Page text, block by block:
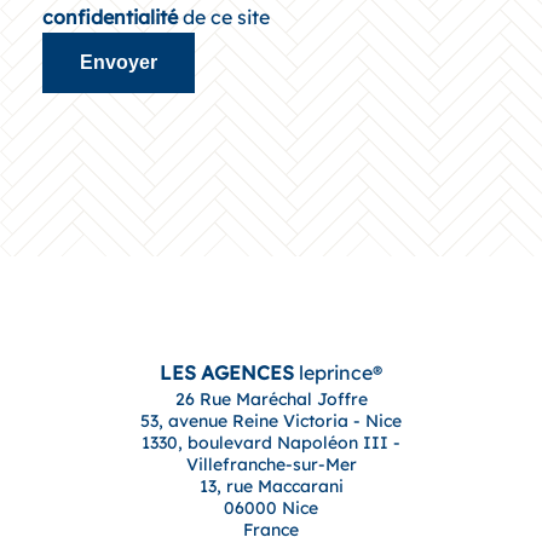
confidentialitéde ce site
Envoyer
LES AGENCES leprince®
26 Rue Maréchal Joffre
53, avenue Reine Victoria - Nice
1330, boulevard Napoléon III -
Villefranche-sur-Mer
13, rue Maccarani
06000 Nice
France